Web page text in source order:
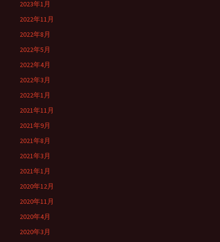
2023年1月
2022年11月
2022年8月
2022年5月
2022年4月
2022年3月
2022年1月
2021年11月
2021年9月
2021年8月
2021年3月
2021年1月
2020年12月
2020年11月
2020年4月
2020年3月